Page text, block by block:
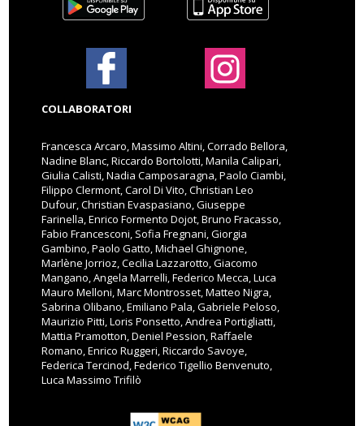
COLLABORATORI
Francesca Arcaro, Massimo Altini, Corrado Bellora,
Nadine Blanc, Riccardo Bortolotti, Manila Calipari,
Giulia Calisti, Nadia Camposaragna, Paolo Ciambi,
Filippo Clermont, Carol Di Vito, Christian Leo
Dufour, Christian Evaspasiano, Giuseppe
Farinella, Enrico Formento Dojot, Bruno Fracasso,
Fabio Francesconi, Sofia Fregnani, Giorgia
Gambino, Paolo Gatto, Michael Ghignone,
Marlène Jorrioz, Cecilia Lazzarotto, Giacomo
Mangano, Angela Marrelli, Federico Mecca, Luca
Mauro Melloni, Marc Montrosset, Matteo Nigra,
Sabrina Olibano, Emiliano Pala, Gabriele Peloso,
Maurizio Pitti, Loris Ponsetto, Andrea Portigliatti,
Mattia Pramotton, Deniel Pession, Raffaele
Romano, Enrico Ruggeri, Riccardo Savoye,
Federica Tercinod, Federico Tigellio Benvenuto,
Luca Massimo Trifilò